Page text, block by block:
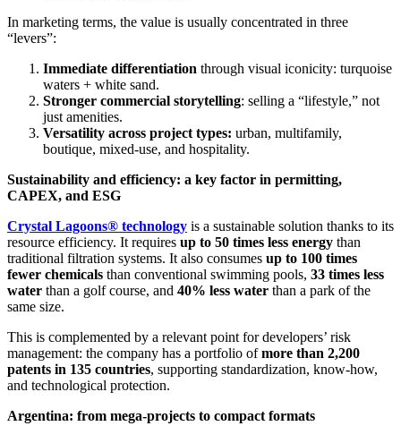
In marketing terms, the value is usually concentrated in three
“levers”:
Immediate differentiation through visual iconicity: turquoise
waters + white sand.
Stronger commercial storytelling: selling a “lifestyle,” not
just amenities.
Versatility across project types: urban, multifamily,
boutique, mixed-use, and hospitality.
Sustainability and efficiency: a key factor in permitting,
CAPEX, and ESG
Crystal Lagoons® technology is a sustainable solution thanks to its
resource efficiency. It requires up to 50 times less energy than
traditional filtration systems. It also consumes up to 100 times
fewer chemicals than conventional swimming pools, 33 times less
water than a golf course, and 40% less water than a park of the
same size.
This is complemented by a relevant point for developers’ risk
management: the company has a portfolio ofmore than 2,200
patents in 135 countries, supporting standardization, know-how,
and technological protection.
Argentina: from mega-projects to compact formats